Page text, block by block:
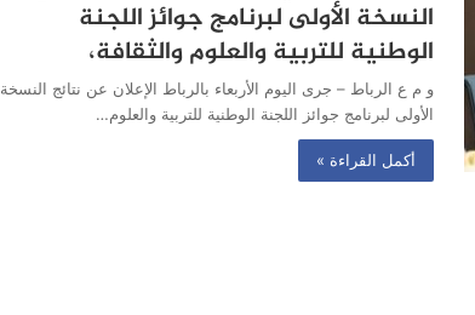
النسخة الأولى لبرنامج جوائز اللجنة
الوطنية للتربية والعلوم والثقافة،
و م ع الرباط – جرى اليوم الأربعاء بالرباط الإعلان عن نتائج النسخة
الأولى لبرنامج جوائز اللجنة الوطنية للتربية والعلوم…
أكمل القراءة »